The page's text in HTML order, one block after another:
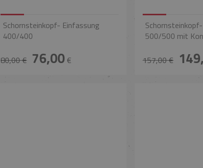
Schornsteinkopf- Einfassung
400/400
80,00 € 76,00€
500/500 mit
157,00 €